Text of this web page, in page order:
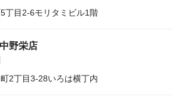
丁目2-6モリタミビル1階
野栄店
2丁目3-28いろは横丁内